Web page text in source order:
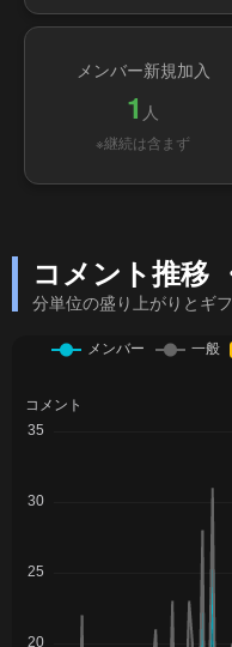
メンバー新規加入
1 人
※継続は含まず
コメント推移
分単位の盛り上がりとギ